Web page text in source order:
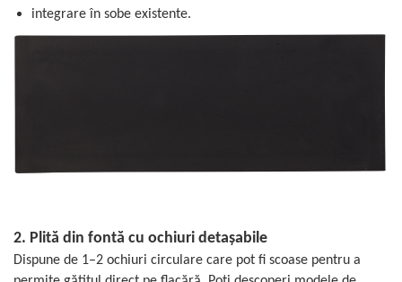
integrare în sobe existente.
2. Plită din fontă cu ochiuri detașabile
Dispune de 1–2 ochiuri circulare care pot fi scoase pentru a